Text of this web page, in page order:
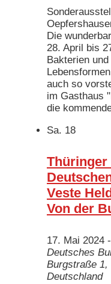
Die
28. April bis
Bakterien
auch so
im Gasthaus
die
Sa. 18
Thüringer
Veste
Von der
17. Mai 2024 -
Deutsches
Burgstraße 1,
Deutschland